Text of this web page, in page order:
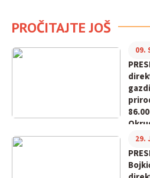
PROČITAJTE JOŠ
09.
29.